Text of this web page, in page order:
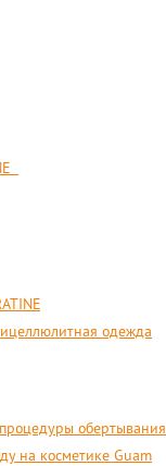
одежда
обертывания
на косметике Guam